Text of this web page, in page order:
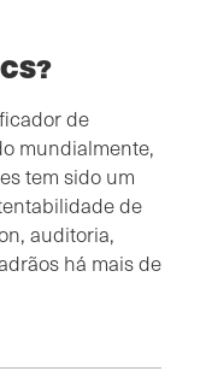
de
mundialmente,
tem sido um
de
auditoria,
há mais de